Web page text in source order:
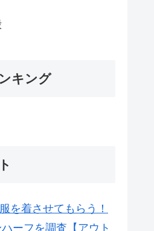
キング
を着させてもらう！
ーフを調査【アウト